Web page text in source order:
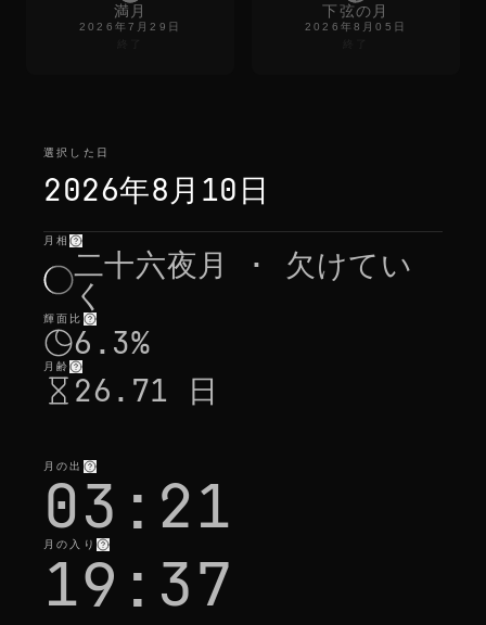
満月
2026年7月29日
下弦の月
2026年8月05日
選択した日
2026年8月10日
選択した日
月相
二十六夜月 · 欠けてい
く
輝面比
6.3%
月齢
26.71 日
月の出
03:21
月の入り
19:37